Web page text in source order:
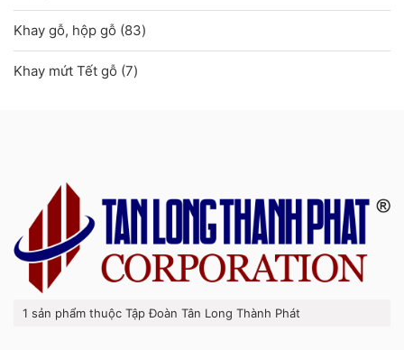
sản
phẩm
Khay gỗ, hộp gỗ 8383
sản
Khay mứt Tết gỗ 77
1 sản phẩm thuộc Tập Đoàn Tân Long Thành Phát